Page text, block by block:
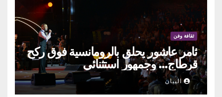
ثقافة وفن
ثامر عاشور يحلق بالرومانسية فوق ركح
قرطاج… وجمهور استثنائي
البيان